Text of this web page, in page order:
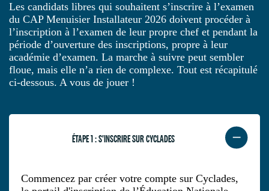
Les candidats libres qui souhaitent s’inscrire à l’examen
du CAP Menuisier Installateur 2026 doivent procéder à
l’inscription à l’examen de leur propre chef et pendant la
période d’ouverture des inscriptions, propre à leur
académie d’examen. La marche à suivre peut sembler
floue, mais elle n’a rien de complexe. Tout est récapitulé
ci-dessous. A vous de jouer !
ÉTAPE 1 : S'INSCRIRE SUR CYCLADES
Commencez par créer votre compte sur Cyclades,